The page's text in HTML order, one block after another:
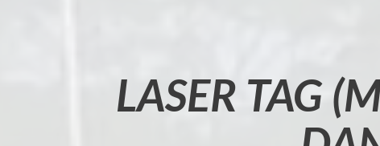
LASER TAG